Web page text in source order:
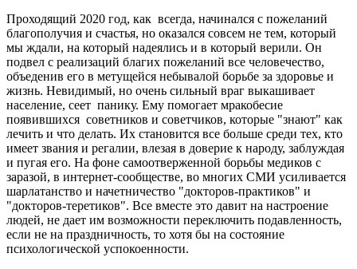
Проходящий 2020 год, как всегда, начинался с пожеланий
благополучия и счастья, но оказался совсем не тем, который
мы ждали, на который надеялись и в который верили. Он
подвел с реализаций благих пожеланий все человечество,
объеденив его в метущейся небывалой борьбе за здоровье и
жизнь. Невидимый, но очень сильный враг выкашивает
население, сеет панику. Ему помогает мракобесие
появившихся советников и советчиков, которые "знают" как
лечить и что делать. Их становится все больше среди тех, кто
имеет звания и регалии, влезая в доверие к народу, заблуждая
и пугая его. На фоне самоотверженной борьбы медиков с
заразой, в интернет-сообществе, во многих СМИ усиливается
шарлатанство и начетничество "докторов-практиков" и
"докторов-теретиков". Все вместе это давит на настроение
людей, не дает им возможности переключить подавленность,
если не на праздничность, то хотя бы на состояние
психологической успокоенности.